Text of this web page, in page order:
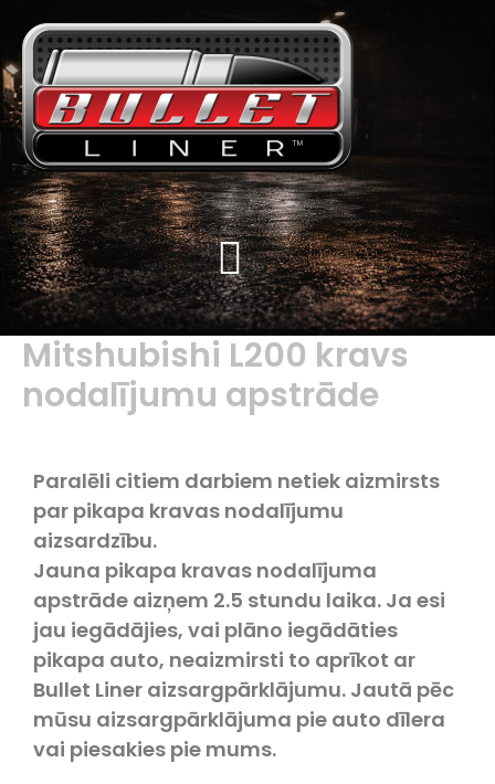
Mitshubishi L200 kravs
nodalījumu apstrāde
Paralēli citiem darbiem netiek aizmirsts
par pikapa kravas nodalījumu
aizsardzību.
Jauna pikapa kravas nodalījuma
apstrāde aizņem 2.5 stundu laika. Ja esi
jau iegādājies, vai plāno iegādāties
pikapa auto, neaizmirsti to aprīkot ar
Bullet Liner aizsargpārklājumu. Jautā pēc
mūsu aizsargpārklājuma pie auto dīlera
vai piesakies pie mums.